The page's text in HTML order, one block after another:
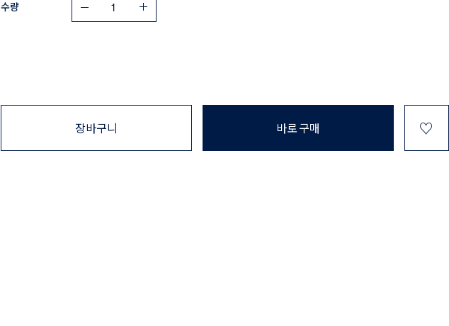
수량
장바구니 바로 구매 ♡